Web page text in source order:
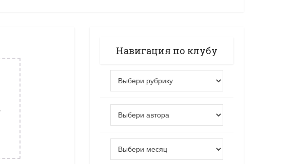
Навигация по клубу